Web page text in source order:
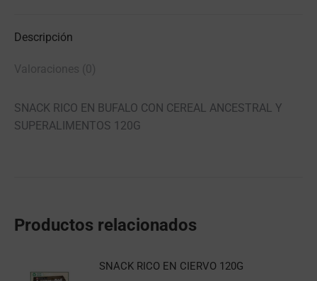
Descripción
Valoraciones (0)
SNACK RICO EN BUFALO CON CEREAL ANCESTRAL Y
SUPERALIMENTOS 120G
Productos relacionados
SNACK RICO EN CIERVO 120G